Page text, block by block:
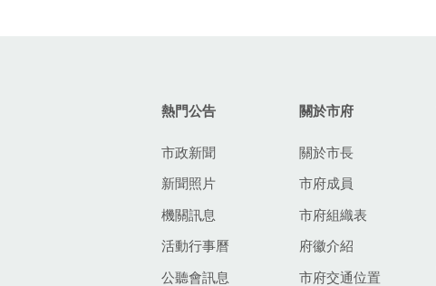
熱門公告
市政新聞
新聞照片
機關訊息
活動行事曆
公聽會訊息
關於市府
關於市長
市府成員
市府組織表
府徽介紹
市府交通位置